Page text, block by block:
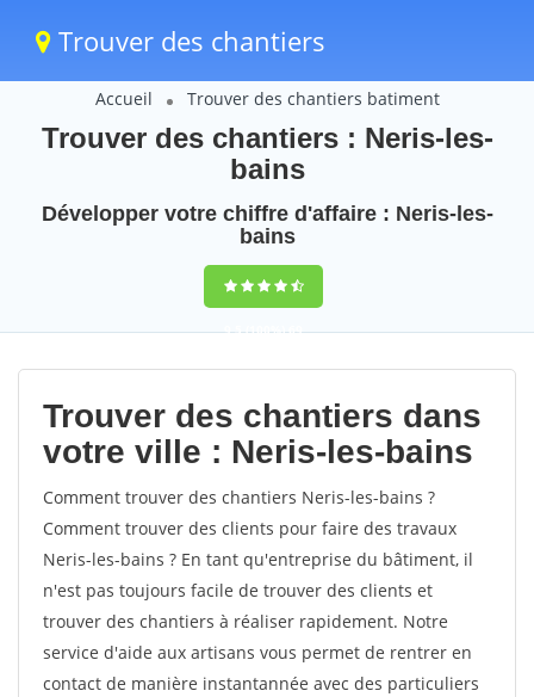
Trouver des chantiers
Accueil Trouver des chantiers batiment
Trouver des chantiers : Neris-les-
bains
Développer votre chiffre d'affaire : Neris-les-
bains
9,5(100%)69
votes
Trouver des chantiers dans
votre ville : Neris-les-bains
Comment trouver des chantiers Neris-les-bains ?
Comment trouver des clients pour faire des travaux
Neris-les-bains ? En tant qu'entreprise du bâtiment, il
n'est pas toujours facile de trouver des clients et
trouver des chantiers à réaliser rapidement. Notre
service d'aide aux artisans vous permet de rentrer en
contact de manière instantannée avec des particuliers